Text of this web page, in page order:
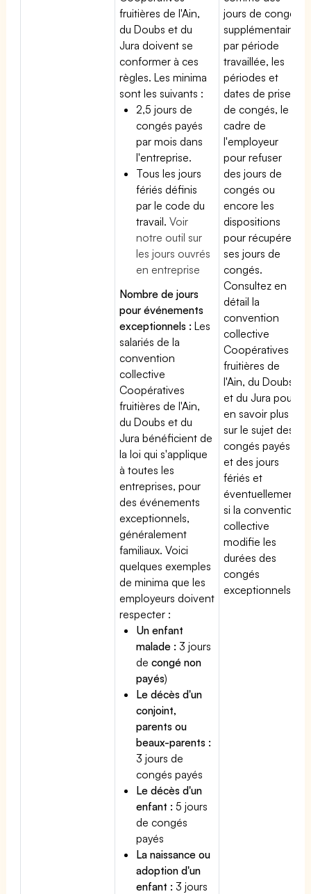
fruitières de l'Ain,
du Doubs et du
Jura doivent se
conformer à ces
règles. Les minima
sont les suivants :
2,5 jours de
congés payés
par mois dans
l'entreprise.
Tous les jours
fériés définis
par le code du
travail.Voir
notre outil sur
les jours ouvrés
en entreprise
Nombre de jours
pour événements
exceptionnels : Les
salariés de la
convention
collective
Coopératives
fruitières de l'Ain,
du Doubs et du
Jura bénéficient de
la loi qui s'applique
à toutes les
entreprises, pour
des événements
exceptionnels,
généralement
familiaux. Voici
quelques exemples
de minima que les
employeurs doivent
respecter :
Un enfant
malade : 3 jours
decongé non
payés)
Le décès d'un
conjoint,
parents ou
beaux-parents :
3 jours de
congés payés
Le décès d'un
enfant : 5 jours
de congés
payés
La naissance ou
adoption d'un
enfant : 3 jours
jours de congé
supplémentaires
par période
travaillée, les
périodes et
dates de prise
de congés, le
cadre de
l'employeur
pour refuser
des jours de
congés ou
encore les
dispositions
pour récupérer
ses jours de
congés.
Consultez en
détail la
convention
collective
Coopératives
fruitières de
l'Ain, du Doubs
et du Jura pour
en savoir plus
sur le sujet des
congés payés
et des jours
fériés et
éventuellement
si la convention
collective
modifie les
durées des
congés
exceptionnels.